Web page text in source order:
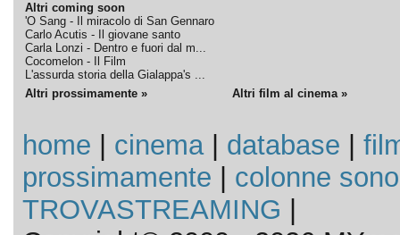
Altri coming soon
'O Sang - Il miracolo di San Gennaro
Carlo Acutis - Il giovane santo
Carla Lonzi - Dentro e fuori dal m...
Cocomelon - Il Film
L'assurda storia della Gialappa's ...
Altri prossimamente » Altri film al cinema »
home cinema| database
prossimamente
colonne
TROVASTREAMING